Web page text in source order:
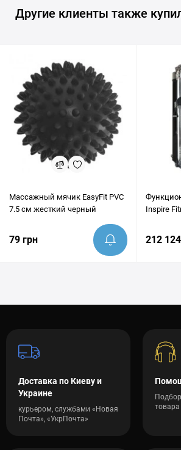
Другие клиенты также
Массажный мячик EasyFit PVC
7.5 см жесткий черный
79 грн
Inspire
212
Доставка по Киеву и
Украине
курьером, службами «Новая
Почта», «УкрПочта»
товара